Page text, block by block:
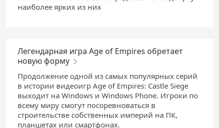
наиболее ярких из них
Легендарная игра Age of Empires обретает
новую форму
Продолжение одной из самых популярных серий
в истории видеоигр Age of Empires: Castle Siege
выходит на Windows и Windows Phone. Игроки по
всему миру смогут посоревноваться в
строительстве собственных империй на ПК,
планшетах или смартфонах.